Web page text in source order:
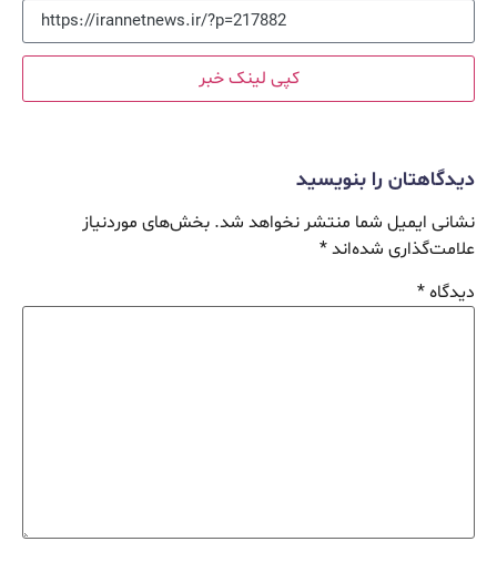
کپی لینک خبر
دیدگاهتان را بنویسید
نشانی ایمیل شما منتشر نخواهد شد. بخش‌های موردنیاز
علامت‌گذاری شده‌اند*
دیدگاه*